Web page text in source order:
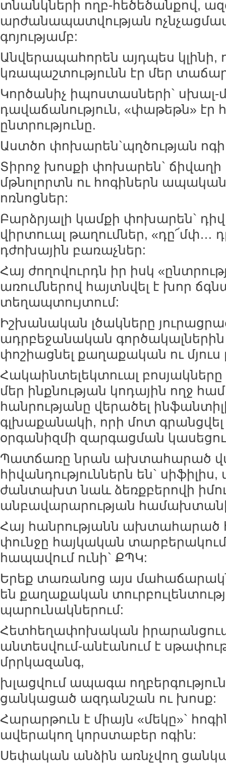
տնանկների ողբ-հեծեծանքով,
արժանապատվության
գոյությամբ:
Անվերապահորեն այդպես կլինի,
կռապաշտությունն էր մեր
Կործանիչ իպոստասների` սխալ-
դավաճանություն, «փաթեթն» էր
ընտրությունը.
Աստծո փոխարեն`պղծության
Տիրոջ խոսքի փոխարեն` ճիվաղի
մթնոլորտն ու հոգիներն
ոռնոցներ:
Բարձրյալի կամքի փոխարեն`
վիրտուալ թաղումներ, «դը՜մփ…
դժոխային բառաչներ:
Հայ ժողովուրդն իր իսկ
առումներով հայտնվել է խոր
տեղապտույտում:
Իշխանական լծակները
ադրբեջանական գործակալներին
փոշիացնել քաղաքական ու մյուս
Հակաինտելեկտուալ բոսյակները
մեր ինքնության կոդային ողջ
հանրությանը վերածել
գլխաքանակի, որի մոտ
օրգանիզմի զարգացման
Պատճառը նրան ախտահարած
հիվանդություններն են` սիֆիլիս,
ժանտախտ նաև ձեռքբերովի
անբավարարության
Հայ հանրությանն
փունջը հայկական
հապավում ունի` ՔՊԿ:
Երեք տառանոց այս
են քաղաքական
պարունակներում:
Հետհեղափոխական
անտեսվում-անէանում է
մրրկազանգ,
խլացվում ապագա
ցանկացած ազդանշան ու խոսք:
Հարարթուն է միայն «մեկը»`
ավերակող կորստաբեր ոգին:
Սեփական անձին առնչվող